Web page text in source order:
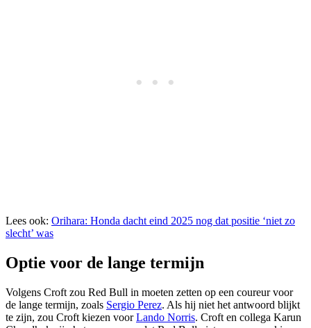
Lees ook: Orihara: Honda dacht eind 2025 nog dat positie ‘niet zo
slecht’ was
Optie voor de lange termijn
Volgens Croft zou Red Bull in moeten zetten op een coureur voor
de lange termijn, zoals Sergio Perez. Als hij niet het antwoord blijkt
te zijn, zou Croft kiezen voorLando Norris. Croft en collega Karun